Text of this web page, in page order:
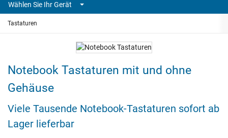
Wählen Sie Ihr Gerät
Tastaturen
Notebook Tastaturen mit und ohne
Gehäuse
Viele Tausende Notebook-Tastaturen sofort ab
Lager lieferbar